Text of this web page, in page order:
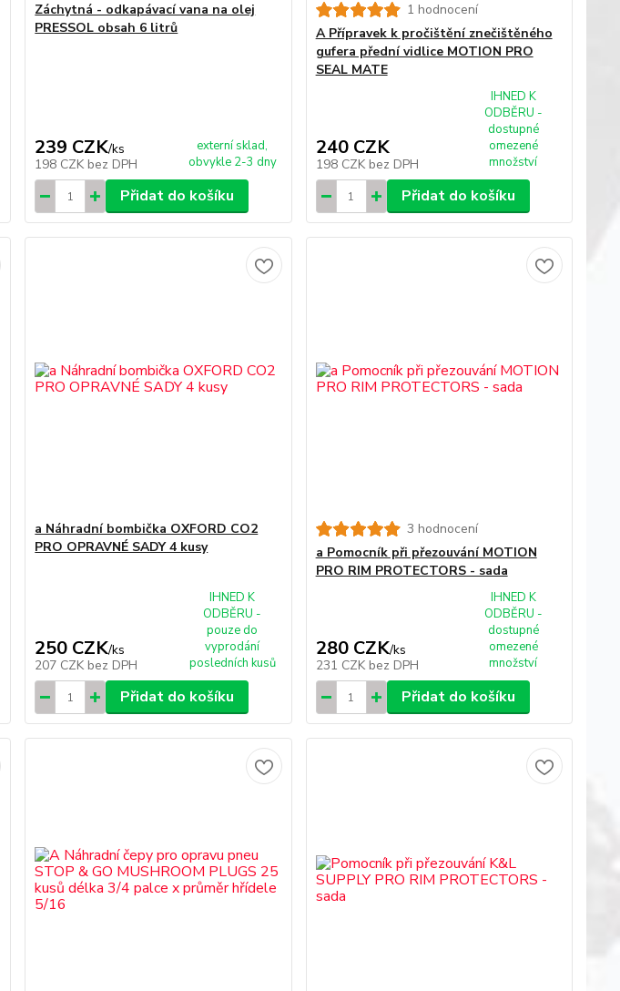
Záchytná - odkapávací vana na olej
PRESSOL obsah 6 litrů
239 CZK/ks
198 CZK bez DPH
externí sklad,
obvykle 2-3 dny
Přidat do košíku
1 hodnocení
A Přípravek k pročištění znečištěného
gufera přední vidlice MOTION PRO
SEAL MATE
240 CZK
198 CZK bez DPH
IHNED K
ODBĚRU -
dostupné
omezené
množství
Přidat do košíku
a Náhradní bombička OXFORD CO2
PRO OPRAVNÉ SADY 4 kusy
250 CZK/ks
207 CZK bez DPH
IHNED K
ODBĚRU -
pouze do
vyprodání
posledních kusů
Přidat do košíku
3 hodnocení
a Pomocník při přezouvání MOTION
PRO RIM PROTECTORS - sada
280 CZK/ks
231 CZK bez DPH
IHNED K
ODBĚRU -
dostupné
omezené
množství
Přidat do košíku